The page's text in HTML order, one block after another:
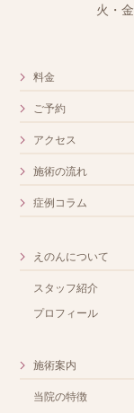
火・金
料金
ご予約
アクセス
施術の流れ
症例コラム
えのんについて
スタッフ紹介
プロフィール
施術案内
当院の特徴